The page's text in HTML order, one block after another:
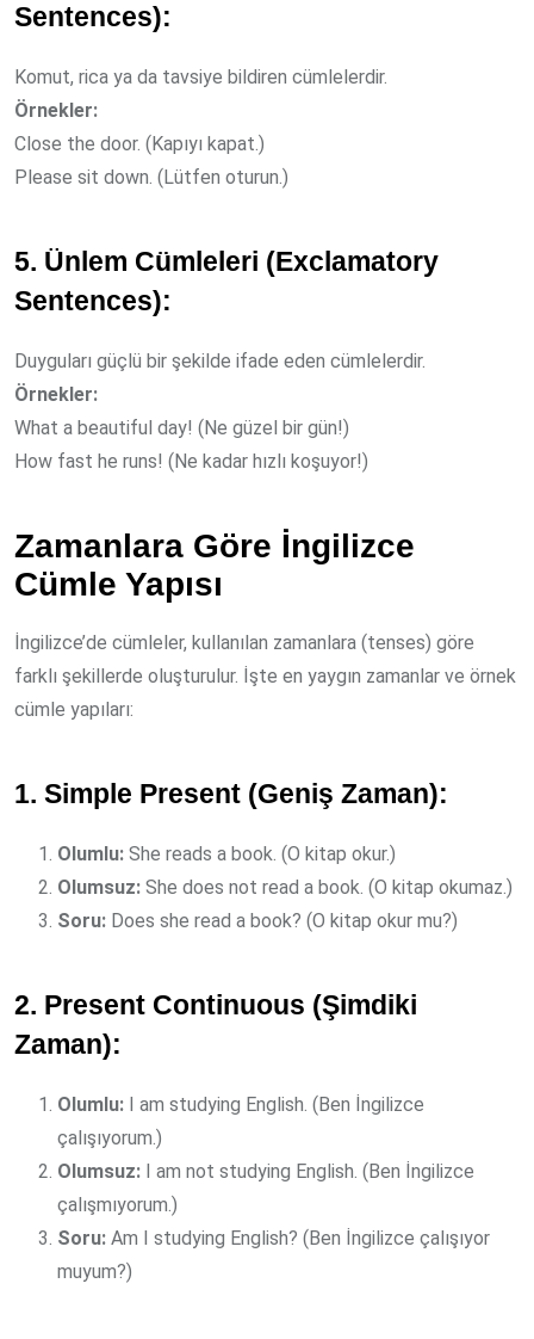
Sentences):
Komut, rica ya da tavsiye bildiren cümlelerdir.
Örnekler:
Close the door. (Kapıyı kapat.)
Please sit down. (Lütfen oturun.)
5. Ünlem Cümleleri (Exclamatory
Sentences):
Duyguları güçlü bir şekilde ifade eden cümlelerdir.
Örnekler:
What a beautiful day! (Ne güzel bir gün!)
How fast he runs! (Ne kadar hızlı koşuyor!)
Zamanlara Göre İngilizce
Cümle Yapısı
İngilizce’de cümleler, kullanılan zamanlara (tenses) göre
farklı şekillerde oluşturulur. İşte en yaygın zamanlar ve örnek
cümle yapıları:
1. Simple Present (Geniş Zaman):
Olumlu: She reads a book. (O kitap okur.)
Olumsuz: She does not read a book. (O kitap okumaz.)
Soru: Does she read a book? (O kitap okur mu?)
2. Present Continuous (Şimdiki
Zaman):
Olumlu: I am studying English. (Ben İngilizce
çalışıyorum.)
Olumsuz: I am not studying English. (Ben İngilizce
çalışmıyorum.)
Soru: Am I studying English? (Ben İngilizce çalışıyor
muyum?)